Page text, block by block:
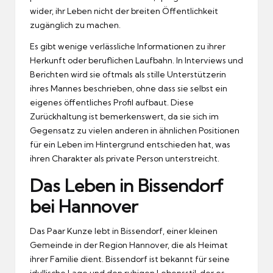
wider, ihr Leben nicht der breiten Öffentlichkeit
zugänglich zu machen.
Es gibt wenige verlässliche Informationen zu ihrer
Herkunft oder beruflichen Laufbahn. In Interviews und
Berichten wird sie oftmals als stille Unterstützerin
ihres Mannes beschrieben, ohne dass sie selbst ein
eigenes öffentliches Profil aufbaut. Diese
Zurückhaltung ist bemerkenswert, da sie sich im
Gegensatz zu vielen anderen in ähnlichen Positionen
für ein Leben im Hintergrund entschieden hat, was
ihren Charakter als private Person unterstreicht.
Das Leben in Bissendorf
bei Hannover
Das Paar Kunze lebt in Bissendorf, einer kleinen
Gemeinde in der Region Hannover, die als Heimat
ihrer Familie dient. Bissendorf ist bekannt für seine